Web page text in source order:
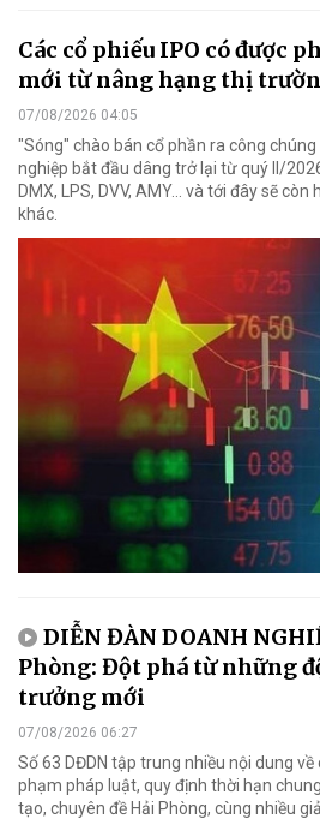
Các cổ phiếu IPO có được
mới từ nâng hạng thị
07/08/2026 04:05
"Sóng" chào bán cổ phần ra công
nghiệp bắt đầu dâng trở lại từ quý II/
DMX, LPS, DVV, AMY... và tới đây sẽ
khác.
DIỄN ĐÀN DOANH
Phòng: Đột phá từ những
trưởng mới
07/08/2026 06:27
Số 63 DĐDN tập trung nhiều nội dung về
phạm pháp luật, quy định thời hạn
tạo, chuyên đề Hải Phòng, cùng nhiều